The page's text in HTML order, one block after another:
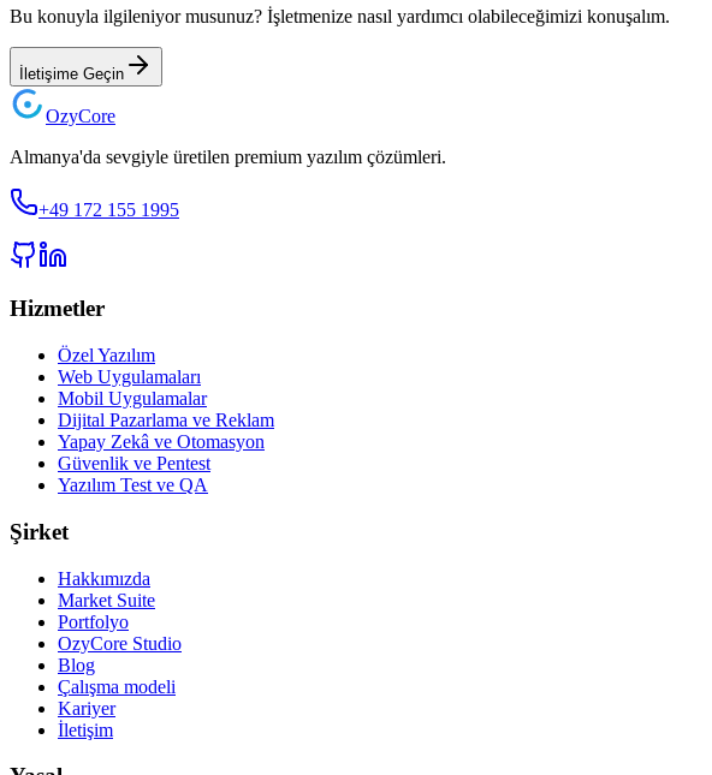
Bu konuyla ilgileniyor musunuz? İşletmenize nasıl yardımcı olabileceğimizi konuşalım.
İletişime Geçin
OzyCore
Almanya'da sevgiyle üretilen premium yazılım çözümleri.
+49 172 155 1995
Hizmetler
Özel Yazılım
Web Uygulamaları
Mobil Uygulamalar
Dijital Pazarlama ve Reklam
Yapay Zekâ ve Otomasyon
Güvenlik ve Pentest
Yazılım Test ve QA
Şirket
Hakkımızda
Market Suite
Portfolyo
OzyCore Studio
Blog
Çalışma modeli
Kariyer
İletişim